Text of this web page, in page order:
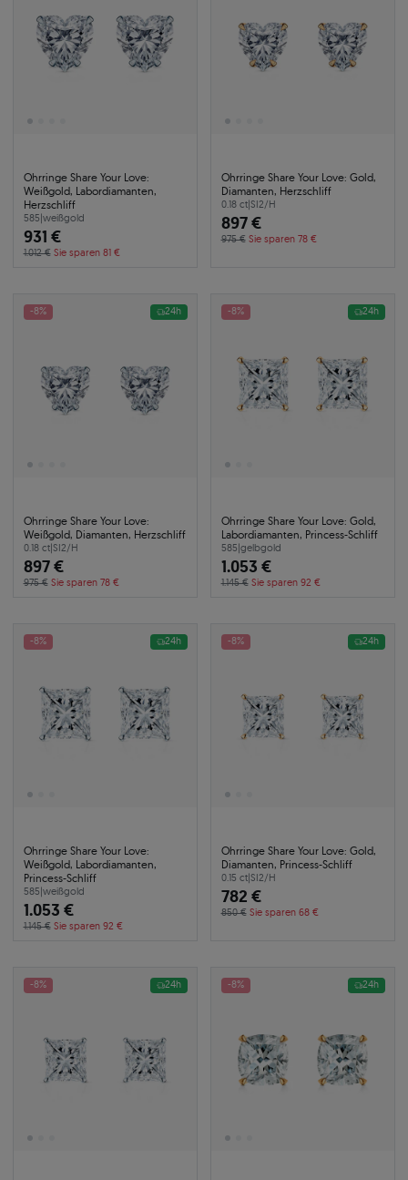
Ohrringe Share Your Love:
Weißgold, Labordiamanten,
Herzschliff
585|weißgold
931 €
1.012 € Sie sparen 81 €
Ohrringe Share Your Love: Gold,
Diamanten, Herzschliff
0.18 ct|SI2/H
897 €
975 € Sie sparen 78 €
-8% 24h
Ohrringe Share Your Love:
Weißgold, Diamanten, Herzschliff
0.18 ct|SI2/H
897 €
975 € Sie sparen 78 €
-8% 24h
Ohrringe Share Your Love: Gold,
Labordiamanten, Princess-Schliff
585|gelbgold
1.053 €
1.145 € Sie sparen 92 €
-8% 24h
Ohrringe Share Your Love:
Weißgold, Labordiamanten,
Princess-Schliff
585|weißgold
1.053 €
1.145 € Sie sparen 92 €
-8% 24h
Ohrringe Share Your Love: Gold,
Diamanten, Princess-Schliff
0.15 ct|SI2/H
782 €
850 € Sie sparen 68 €
-8% 24h -8% 24h